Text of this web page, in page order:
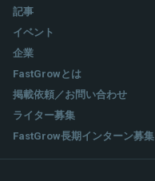
記事
イベント
企業
FastGrowとは
掲載依頼／お問い合わせ
ライター募集
FastGrow長期インターン募集